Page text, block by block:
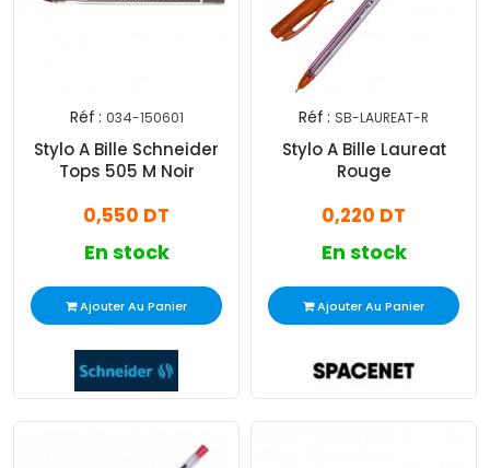
Réf : 034-150601
Stylo A Bille Schneider
Tops 505 M Noir
0,550 DT
En stock
Ajouter Au Panier
Réf : SB-LAUREAT-R
Stylo A Bille Laureat
Rouge
0,220 DT
En stock
Ajouter Au Panier